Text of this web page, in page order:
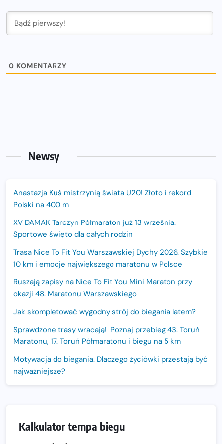
0 KOMENTARZY
Newsy
Anastazja Kuś mistrzynią świata U20! Złoto i rekord
Polski na 400 m
XV DAMAK Tarczyn Półmaraton już 13 września.
Sportowe święto dla całych rodzin
Trasa Nice To Fit You Warszawskiej Dychy 2026. Szybkie
10 km i emocje największego maratonu w Polsce
Ruszają zapisy na Nice To Fit You Mini Maraton przy
okazji 48. Maratonu Warszawskiego
Jak skompletować wygodny strój do biegania latem?
Sprawdzone trasy wracają! Poznaj przebieg 43. Toruń
Maratonu, 17. Toruń Półmaratonu i biegu na 5 km
Motywacja do biegania. Dlaczego życiówki przestają być
najważniejsze?
Sprawdzony przebieg i profil stworzony do szybkiego
Kalkulator tempa biegu